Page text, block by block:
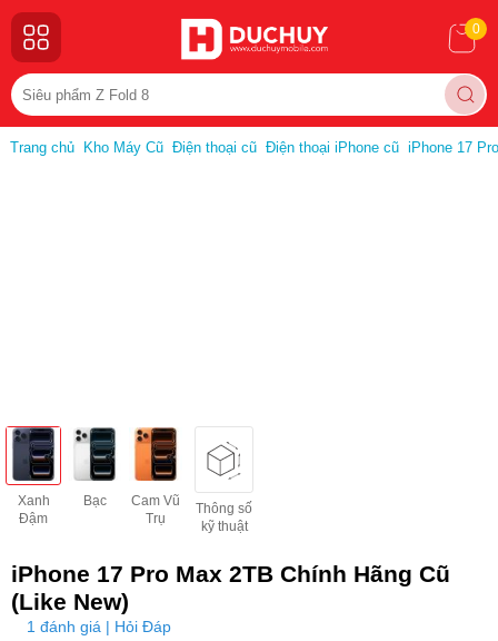
0
Trang chủ Kho Máy Cũ Điện thoại cũ Điện thoại iPhone cũ iPhone 17
Xanh
Đậm
Bạc
Cam Vũ
Trụ
Thông số
kỹ thuật
iPhone 17 Pro Max 2TB Chính Hãng Cũ
(Like New)
1 đánh giá | Hỏi Đáp